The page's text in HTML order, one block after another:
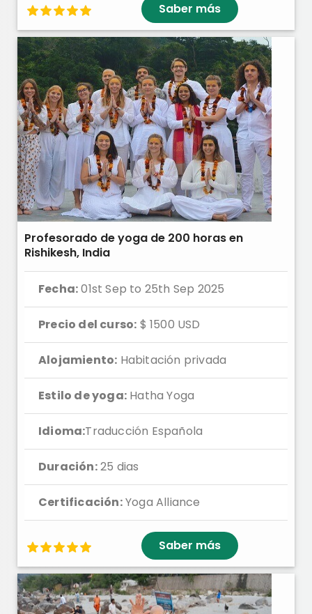
Saber más
Profesorado de yoga de 200 horas en
Rishikesh, India
Fecha:01st Sep to 25th Sep 2025
Precio del curso: $ 1500 USD
Alojamiento: Habitación privada
Estilo de yoga: Hatha Yoga
Idioma:Traducción Española
Duración:25 dias
Certificación:Yoga Alliance
Saber más